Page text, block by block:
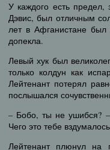
У каждого есть предел,
Дэвис, был отличным
лет в Афганистане
допекла.
Левый хук был
только колдун как
Лейтенант потерял
послышался
– Бобо, ты не ушибся?
Чего это тебе
Лейтенант плюнул на